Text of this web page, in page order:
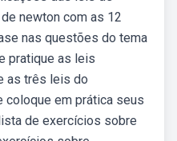
newton com as 12
nas questões do tema
pratique as leis
as três leis do
em prática seus
de exercícios sobre